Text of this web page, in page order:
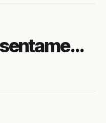
Estrada do Assentamento Santa Helena 3 Pará Sítio Estiva